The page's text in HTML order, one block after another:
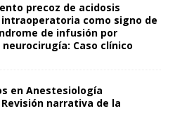
precoz de acidosis
como signo de
de infusión por
Caso clínico
en Anestesiología
narrativa de la